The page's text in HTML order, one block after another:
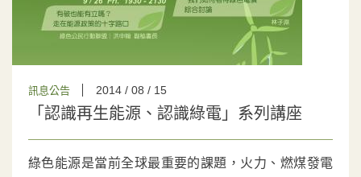
訊息公告 2014 / 08 / 15
「認識再生能源、認識綠電」系列講座
綠色能源是當前全球最重要的課題，火力、燃煤發電